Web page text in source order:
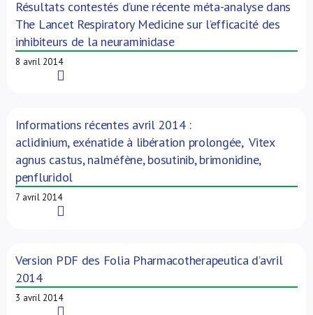
Résultats contestés d’une récente méta-analyse dans
The Lancet Respiratory Medicine sur l’efficacité des
inhibiteurs de la neuraminidase
8 avril 2014
Informations récentes avril 2014 :
aclidinium, exénatide à libération prolongée, Vitex
agnus castus, nalméfène, bosutinib, brimonidine,
penfluridol
7 avril 2014
Version PDF des Folia Pharmacotherapeutica d’avril
2014
3 avril 2014